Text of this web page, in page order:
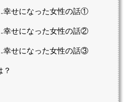
幸せになった女性の話①
幸せになった女性の話②
幸せになった女性の話③
？